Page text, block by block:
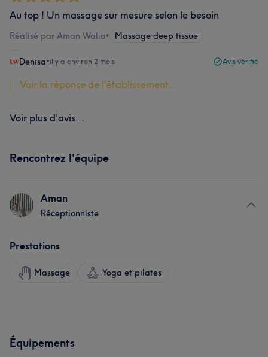
Au top ! Un massage sur mesure selon le besoin
Réalisé par Aman Walia• Massage deep tissue
Denisa•il y a environ 2 mois Avis vérifié
Voir la réponse de l'établissement...
Voir plus d'avis...
Rencontrez l'équipe
Aman
Réceptionniste
Prestations
Massage Yoga et pilates
Équipements